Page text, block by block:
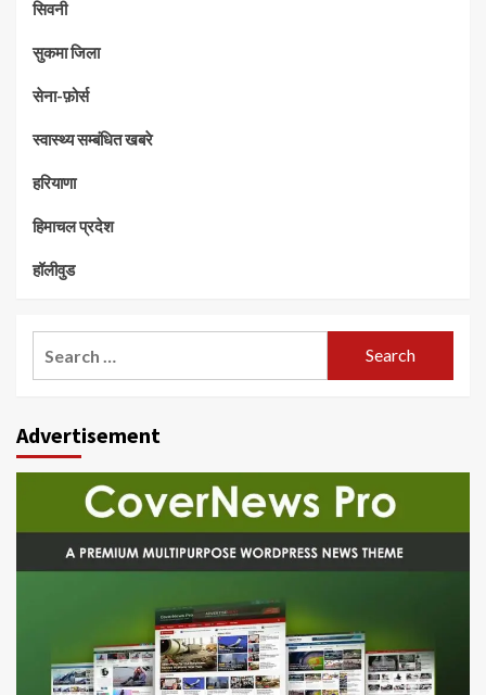
सिवनी
सुकमा जिला
सेना-फ़ोर्स
स्वास्थ्य सम्बंधित खबरे
हरियाणा
हिमाचल प्रदेश
हॉलीवुड
Advertisement